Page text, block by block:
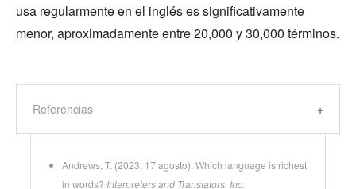
usa regularmente en el inglés es significativamente
menor, aproximadamente entre 20,000 y 30,000 términos.
Referencias
Andrews, T. (2023, 17 agosto). Which language is richest
in words? Interpreters and Translators, Inc.